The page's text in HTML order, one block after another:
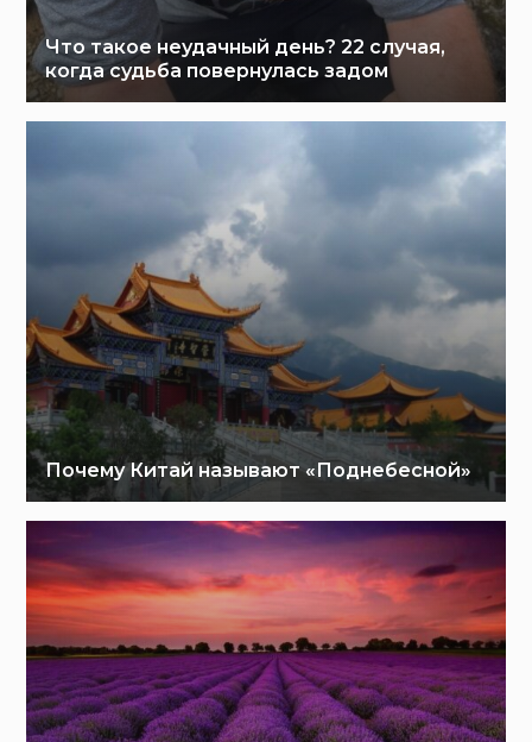
Что такое неудачный день? 22 случая,
когда судьба повернулась задом
Почему Китай называют «Поднебесной»